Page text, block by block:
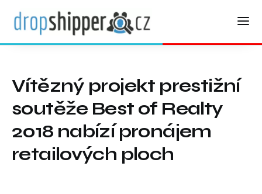
Vítězný projekt prestižní
soutěže Best of Realty
2018 nabízí pronájem
retailových ploch